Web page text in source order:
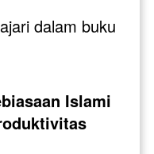
dalam buku
Islami